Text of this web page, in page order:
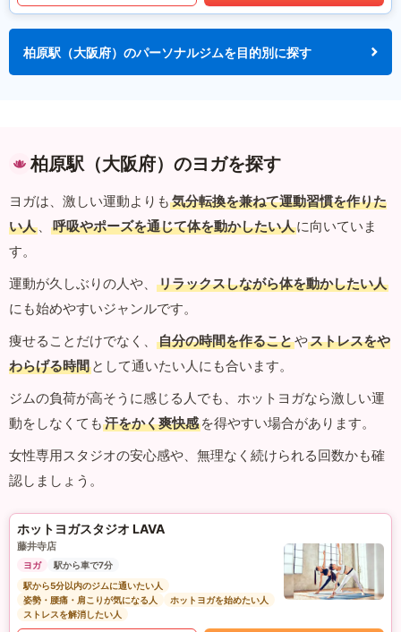
柏原駅（大阪府）のパーソナルジムを目的別に探す
柏原駅（大阪府）のヨガを探す
ヨガは、激しい運動よりも 気分転換を兼ねて運動習慣を作りた
い人 、 呼吸やポーズを通じて体を動かしたい人に向いていま
す。
運動が久しぶりの人や、
リラックスしながら体を動かしたい人
にも始めやすいジャンルです。
痩せることだけでなく、
自分の時間を作ることやストレスをや
わらげる時間 として通いたい人にも合います。
ジムの負荷が高そうに感じる人でも、ホットヨガなら激しい運
動をしなくても 汗をかく爽快感 を得やすい場合があります。
女性専用スタジオの安心感や、無理なく続けられる回数かも確
認しましょう。
ホットヨガスタジオ LAVA
藤井寺店
ヨガ
駅から車で7分
駅から5分以内のジムに通いたい人
姿勢・腰痛・肩こりが気になる人
ホットヨガを始めたい人
ストレスを解消したい人